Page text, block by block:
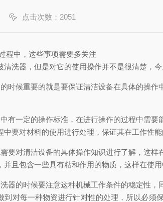
点击次数：2051
程中，这些事项需要多关注
器，但是对它的使用操作并不是很清楚，今
候重要的就是要保证清洁设备在具体的操作
有一定的操作标准，在进行操作的过程中需
要对材料的使用进行处理，保证其在工作性能
对清洁设备的具体操作知识进行了解，这样
且包含一些具有粘和作用的物质，这样在使用
的时候要注意这种机械工作条件的稳定性，
到对每一种物资进行针对性的处理，所以必